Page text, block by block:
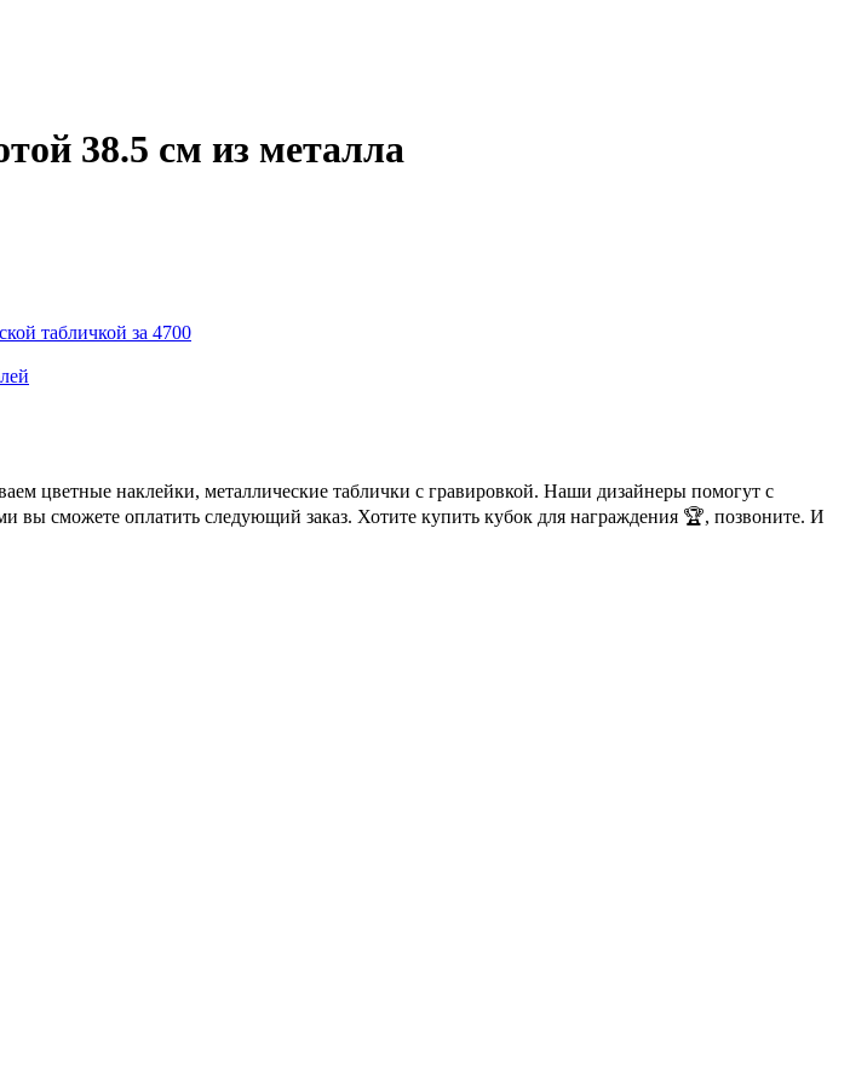
38.5 см из металла
табличкой за 4700
цветные наклейки, металлические таблички с гравировкой. Наши дизайнеры помогут с
вы сможете оплатить следующий заказ. Хотите купить кубок для награждения 🏆, позвоните. И